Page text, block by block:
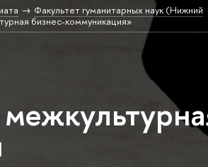
Факультет гуманитарных наук (Нижний
бизнес-коммуникация»